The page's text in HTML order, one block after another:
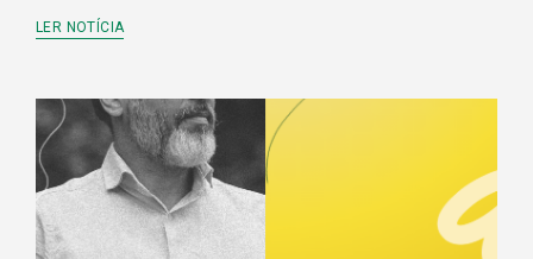
LER NOTÍCIA